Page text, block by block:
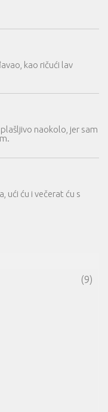
kao ričući lav
naokolo, jer sam
ući ću i večerat ću s
(9)